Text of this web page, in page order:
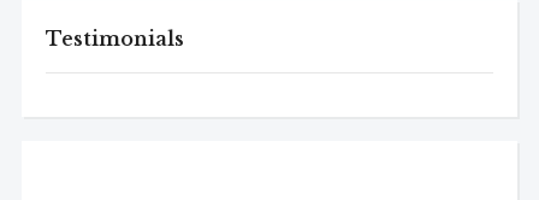
Testimonials